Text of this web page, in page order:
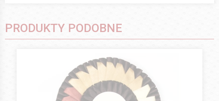
PRODUKTY PODOBNE